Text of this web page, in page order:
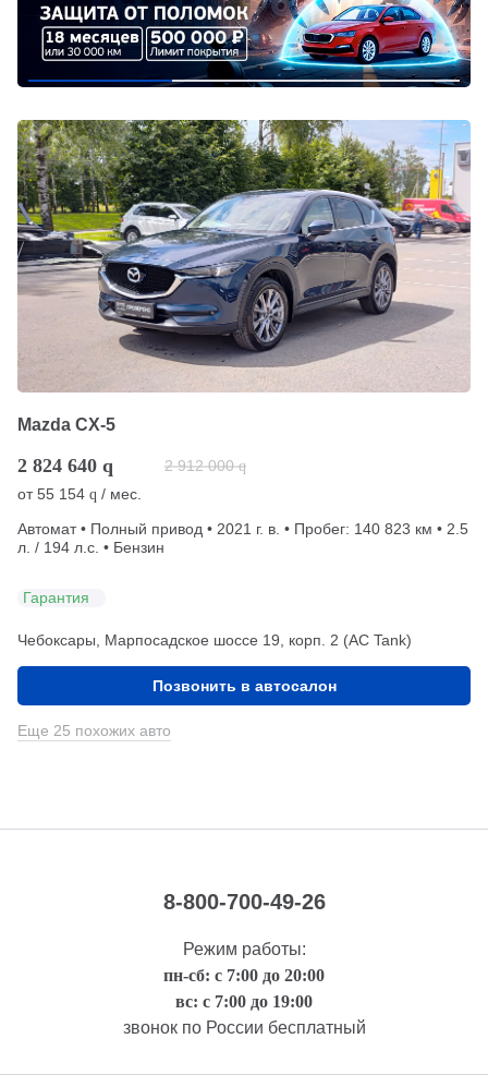
Mazda CX-5
2 824 640 q 2 912 000 q
от55 154 q / мес.
Автомат • Полный привод • 2021 г. в. • Пробег: 140 823 км • 2.5
л. / 194 л.с. • Бензин
Гарантия
Чебоксары, Марпосадское шоссе 19, корп. 2 (АС Tank)
Позвонить в автосалон
Еще 25 похожих авто
8-800-700-49-26
Режим работы:
пн-сб: с 7:00 до 20:00
вс: с 7:00 до 19:00
звонок по России бесплатный